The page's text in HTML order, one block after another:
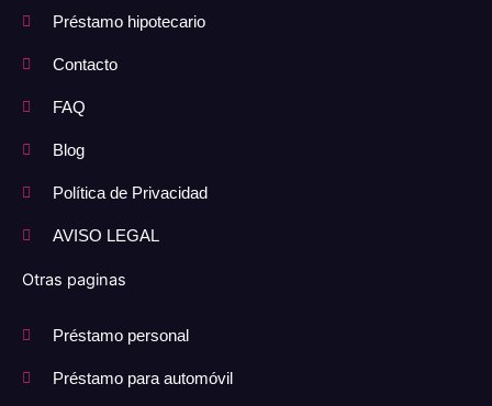
Préstamo hipotecario
Contacto
FAQ
Blog
Política de Privacidad
AVISO LEGAL
Otras paginas
Préstamo personal
Préstamo para automóvil